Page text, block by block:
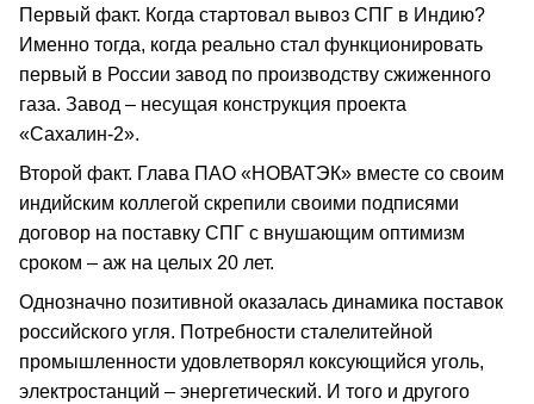
Первый факт. Когда стартовал вывоз СПГ в Индию?
Именно тогда, когда реально стал функционировать
первый в России завод по производству сжиженного
газа. Завод – несущая конструкция проекта
«Сахалин-2».
Второй факт. Глава ПАО «НОВАТЭК» вместе со своим
индийским коллегой скрепили своими подписями
договор на поставку СПГ с внушающим оптимизм
сроком – аж на целых 20 лет.
Однозначно позитивной оказалась динамика поставок
российского угля. Потребности сталелитейной
промышленности удовлетворял коксующийся уголь,
электростанций – энергетический. И того и другого